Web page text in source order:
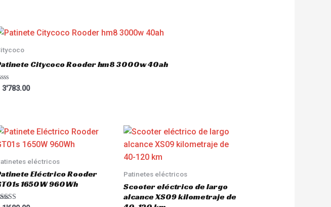
Citycoco Rooder hm8 3000w 40ah
3'783.00
eléctricos
Eléctrico Rooder
1650W 960Wh
Patinetes eléctricos
Scooter eléctrico de largo
alcance XS09 kilometraje de